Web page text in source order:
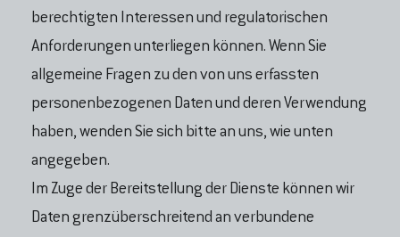
berechtigten Interessen und regulatorischen
Anforderungen unterliegen können. Wenn Sie
allgemeine Fragen zu den von uns erfassten
personenbezogenen Daten und deren Verwendung
haben, wenden Sie sich bitte an uns, wie unten
angegeben.
Im Zuge der Bereitstellung der Dienste können wir
Daten grenzüberschreitend an verbundene